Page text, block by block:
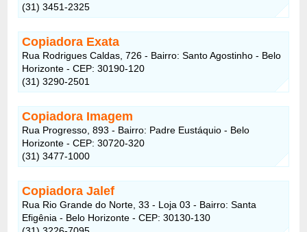
(31) 3451-2325
Copiadora Exata
Rua Rodrigues Caldas, 726 - Bairro: Santo Agostinho - Belo
Horizonte - CEP: 30190-120
(31) 3290-2501
Copiadora Imagem
Rua Progresso, 893 - Bairro: Padre Eustáquio - Belo
Horizonte - CEP: 30720-320
(31) 3477-1000
Copiadora Jalef
Rua Rio Grande do Norte, 33 - Loja 03 - Bairro: Santa
Efigênia - Belo Horizonte - CEP: 30130-130